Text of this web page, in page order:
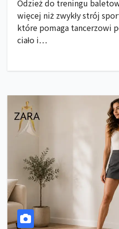
Odzież do treningu
więcej niż zwykły strój
które pomaga tancerzowi
ciało i…